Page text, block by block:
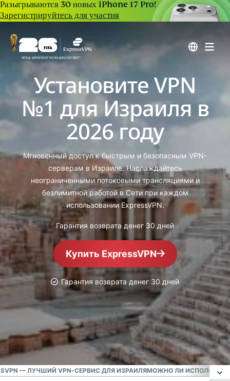
Разыгрываются 30 новых iPhone 17 Pro!
Зарегистрируйтесь для участия
Установите VPN
№1 для Израиля в
2026 году
Мгновенный доступ к быстрым и безопасным VPN-
серверам в Израиле. Наслаждайтесь
неограниченными потоковыми трансляциями и
безлимитной работой в Сети при каждом
использовании ExpressVPN.
Гарантия возврата денег 30 дней
Купить ExpressVPN
Гарантия возврата денег 30 дней
Лучший VPN-сервис
VPN №1 для Израиля
— ЛУЧШИЙ VPN-СЕРВИС ДЛЯ ИЗРАИЛЯМОЖНО ЛИ